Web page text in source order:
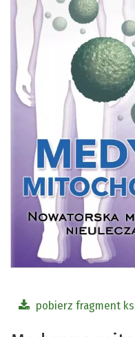
pobierz fragment